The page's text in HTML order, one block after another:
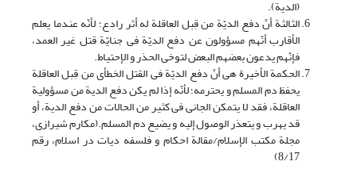
(الدیة).
الثالثة أنّ دفع الدیّة من قِبل العاقلة له أثر رادع؛ لأنّه عندما یعلم
الأقارب أنّهم مسؤولون عن دفع الدیّة فی جنایّة قتل غیر العمد،
فإنّهم یدعون بعضهم البعض لتوخی الحذر و الإحتیاط.
الحکمة الأخیرة هی أنّ دفع الدیّة فی القتل الخطأی من قِبل العاقلة
یحفظ دم المسلم و یحترمه؛ لأنّه إذا لم یکن دفع الدیة من مسؤولیة
العاقلة، فقد لا یتمکن الجانی فی کثیر من الحالات من دفع الدیة، أو
قد یهرب و یتعذر الوصول إلیه و یضیع دم المسلم.(مکارم شیرازی،
مجلة مکتب الإسلام/مقالة احکام و فلسفه دیات در اسلام، رقم
8/17)